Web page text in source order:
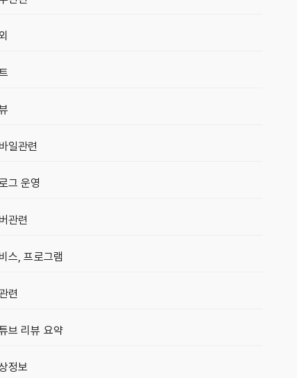
일관련
그 운영
관련
스, 프로그램
련
브 리뷰 요약
정보